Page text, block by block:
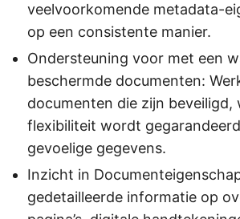
veelvoorkomende metadata-
op een consistente manier.
Ondersteuning voor met een
beschermde documenten:
documenten die zijn beveiligd,
flexibiliteit wordt
gevoelige gegevens.
Inzicht in
gedetailleerde informatie op